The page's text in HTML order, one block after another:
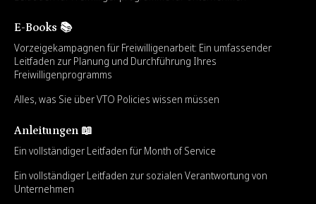
E-Books 📚
Vorzeigekampagnen für Freiwilligenarbeit: Ein umfassender
Leitfaden zur Planung und Durchführung Ihres
Freiwilligenprogramms
Alles, was Sie über VTO Policies wissen müssen
Anleitungen 📖
Ein vollständiger Leitfaden für Month of Service
Ein vollständiger Leitfaden zur sozialen Verantwortung von
Unternehmen